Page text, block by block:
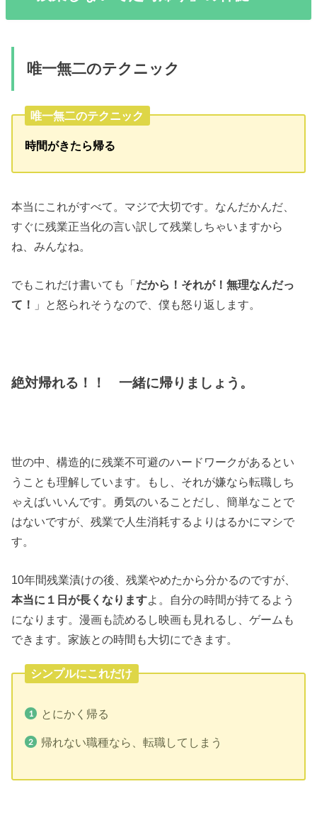
唯一無二のテクニック
唯一無二のテクニック
時間がきたら帰る
本当にこれがすべて。マジで大切です。なんだかんだ、
すぐに残業正当化の言い訳して残業しちゃいますから
ね、みんなね。
でもこれだけ書いても「だから！それが！無理なんだっ
て！
」と怒られそうなので、僕も怒り返します。
絶対帰れる！！ 一緒に帰りましょう。
世の中、構造的に残業不可避のハードワークがあるとい
うことも理解しています。もし、それが嫌なら転職しち
ゃえばいいんです。勇気のいることだし、簡単なことで
はないですが、残業で人生消耗するよりはるかにマシで
す。
10年間残業漬けの後、残業やめたから分かるのですが、
本当に１日が長くなりますよ。自分の時間が持てるよう
になります。漫画も読めるし映画も見れるし、ゲームも
できます。家族との時間も大切にできます。
シンプルにこれだけ
とにかく帰る
帰れない職種なら、転職してしまう